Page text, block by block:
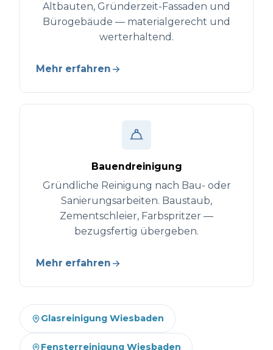
Altbauten, Gründerzeit-Fassaden und
Bürogebäude — materialgerecht und
werterhaltend.
Mehr erfahren
Bauendreinigung
Gründliche Reinigung nach Bau- oder
Sanierungsarbeiten. Baustaub,
Zementschleier, Farbspritzer —
bezugsfertig übergeben.
Mehr erfahren
Glasreinigung Wiesbaden
Fensterreinigung Wiesbaden